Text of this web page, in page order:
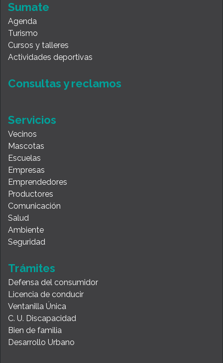
Sumate
Agenda
Turismo
Cursos y talleres
Actividades deportivas
Consultas y reclamos
Servicios
Vecinos
Mascotas
Escuelas
Empresas
Emprendedores
Productores
Comunicación
Salud
Ambiente
Seguridad
Trámites
Defensa del consumidor
Licencia de conducir
Ventanilla Única
C. U. Discapacidad
Bien de familia
Desarrollo Urbano